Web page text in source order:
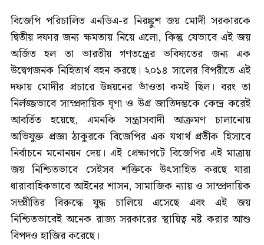
বিজেপি পরিচালিত এনডিএ-র নিরঙ্কুশ জয় মোদী সরকারকে
দ্বিতীয় দফার জন্য ক্ষমতায় নিয়ে এলো, কিন্তু যেভাবে এই জয়
অর্জিত হল তা ভারতীয় গণতন্ত্রের ভবিষ্যতের জন্য এক
উদ্বেগজনক নিহিতার্থ বহন করছে। ২০১৪ সালের বিপরীতে এই
দফায় মোদীর প্রচারে উন্নয়নের ভাঁওতা কমই ছিল। বরং তা
নির্লজ্জভাবে সাম্প্রদায়িক ঘৃণা ও উগ্র জাতিদম্ভকে কেন্দ্র করেই
আবর্তিত হয়েছে, এমনকি সন্ত্রাসবাদী আক্রমণ চালানোয়
অভিযুক্ত প্রজ্ঞা ঠাকুরকে বিজেপির এক যথার্থ প্রতীক হিসাবে
নির্বাচনে মনোনয়ন দেয়। এই প্রেক্ষাপটে বিজেপির এই মাত্রায়
জয় নিশ্চিতভাবে সেইসব শক্তিকে উৎসাহিত করছে যারা
ধারাবাহিকভাবে আইনের শাসন, সামাজিক ন্যায় ও সাম্প্রদায়িক
সম্প্রীতির বিরুদ্ধে যুদ্ধ চালিয়ে এসেছে এবং এই জয়
নিশ্চিতভাবেই অনেক রাজ্য সরকারের স্থায়িত্ব নষ্ট করার আশু
বিপদও হাজির করেছে।